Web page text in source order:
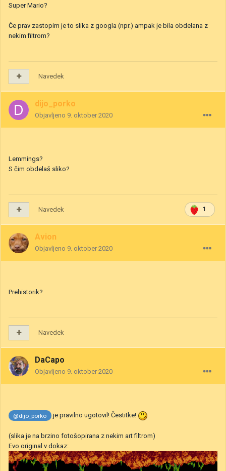
Super Mario?
Če prav zastopim je to slika z googla (npr.) ampak je bila obdelana z
nekim filtrom?
Navedek
dijo_porko
Objavljeno 9. oktober 2020
Lemmings?
S čim obdelaš sliko?
1
Navedek
Avion
Objavljeno 9. oktober 2020
Prehistorik?
Navedek
DaCapo
Objavljeno 9. oktober 2020
@dijo_porko je pravilno ugotovil! Čestitke!
(slika je na brzino fotošopirana z nekim art filtrom)
Evo original v dokaz: